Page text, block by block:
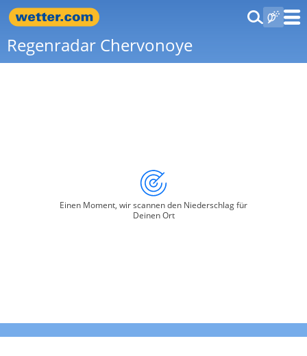
Regenradar Chervonoye
Einen Moment, wir scannen den Niederschlag für
Deinen Ort